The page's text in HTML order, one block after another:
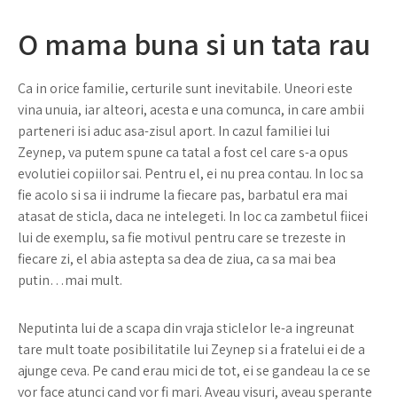
O mama buna si un tata rau
Ca in orice familie, certurile sunt inevitabile. Uneori este
vina unuia, iar alteori, acesta e una comunca, in care ambii
parteneri isi aduc asa-zisul aport. In cazul familiei lui
Zeynep, va putem spune ca tatal a fost cel care s-a opus
evolutiei copiilor sai. Pentru el, ei nu prea contau. In loc sa
fie acolo si sa ii indrume la fiecare pas, barbatul era mai
atasat de sticla, daca ne intelegeti. In loc ca zambetul fiicei
lui de exemplu, sa fie motivul pentru care se trezeste in
fiecare zi, el abia astepta sa dea de ziua, ca sa mai bea
putin…mai mult.
Neputinta lui de a scapa din vraja sticlelor le-a ingreunat
tare mult toate posibilitatile lui Zeynep si a fratelui ei de a
ajunge ceva. Pe cand erau mici de tot, ei se gandeau la ce se
vor face atunci cand vor fi mari. Aveau visuri, aveau sperante